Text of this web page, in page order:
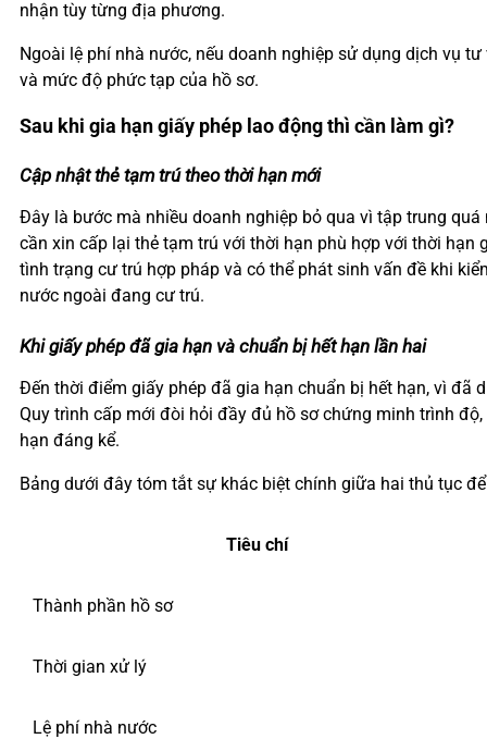
nhận tùy từng địa phương.
Ngoài lệ phí nhà nước, nếu doanh nghiệp sử dụng dịch vụ
và mức độ phức tạp của hồ sơ.
Sau khi gia hạn giấy phép lao động thì cần làm gì?
Cập nhật thẻ tạm trú theo thời hạn mới
Đây là bước mà nhiều doanh nghiệp bỏ qua vì tập trung
cần xin cấp lại thẻ tạm trú với thời hạn phù hợp với thời hạn
tình trạng cư trú hợp pháp và có thể phát sinh vấn đề khi
nước ngoài đang cư trú.
Khi giấy phép đã gia hạn và chuẩn bị hết hạn lần hai
Đến thời điểm giấy phép đã gia hạn chuẩn bị hết hạn, vì
Quy trình cấp mới đòi hỏi đầy đủ hồ sơ chứng minh trình
hạn đáng kể.
Bảng dưới đây tóm tắt sự khác biệt chính giữa hai thủ tục
Tiêu chí
Thành phần hồ sơ
Thời gian xử lý
Lệ phí nhà nước